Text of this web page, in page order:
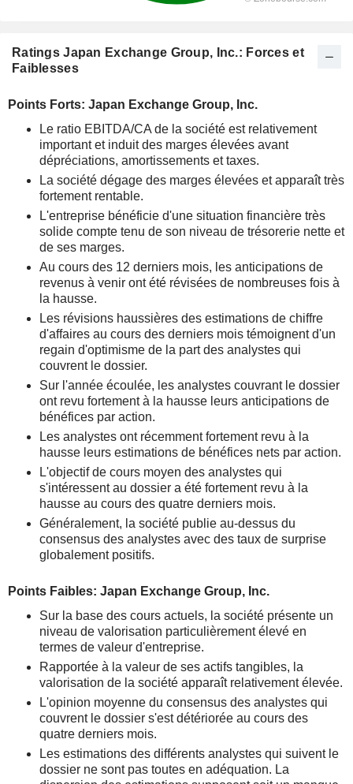
Ratings Japan Exchange Group, Inc.: Forces et
Faiblesses
Points Forts: Japan Exchange Group, Inc.
Le ratio EBITDA/CA de la société est relativement
important et induit des marges élevées avant
dépréciations, amortissements et taxes.
La société dégage des marges élevées et apparaît très
fortement rentable.
L'entreprise bénéficie d'une situation financière très
solide compte tenu de son niveau de trésorerie nette et
de ses marges.
Au cours des 12 derniers mois, les anticipations de
revenus à venir ont été révisées de nombreuses fois à
la hausse.
Les révisions haussières des estimations de chiffre
d'affaires au cours des derniers mois témoignent d'un
regain d'optimisme de la part des analystes qui
couvrent le dossier.
Sur l'année écoulée, les analystes couvrant le dossier
ont revu fortement à la hausse leurs anticipations de
bénéfices par action.
Les analystes ont récemment fortement revu à la
hausse leurs estimations de bénéfices nets par action.
L'objectif de cours moyen des analystes qui
s'intéressent au dossier a été fortement revu à la
hausse au cours des quatre derniers mois.
Généralement, la société publie au-dessus du
consensus des analystes avec des taux de surprise
globalement positifs.
Points Faibles: Japan Exchange Group, Inc.
Sur la base des cours actuels, la société présente un
niveau de valorisation particulièrement élevé en
termes de valeur d'entreprise.
Rapportée à la valeur de ses actifs tangibles, la
valorisation de la société apparaît relativement élevée.
L'opinion moyenne du consensus des analystes qui
couvrent le dossier s'est détériorée au cours des
quatre derniers mois.
Les estimations des différents analystes qui suivent le
dossier ne sont pas toutes en adéquation. La